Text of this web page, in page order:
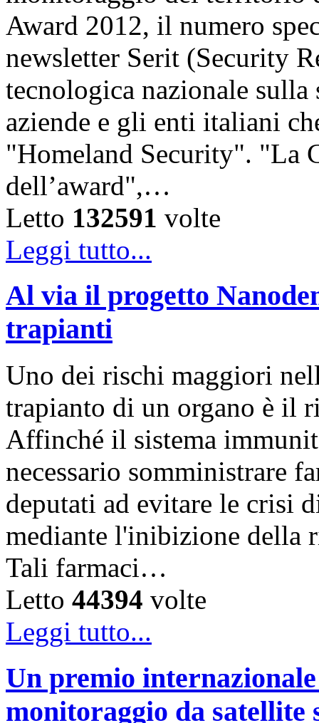
Award 2012, il numero
newsletter Serit (Security
tecnologica nazionale sulla
aziende e gli enti italiani
"Homeland Security". "La
dell’award",…
Letto 132591 volte
Leggi tutto...
Al via il progetto
trapianti
Uno dei rischi maggiori
trapianto di un organo è il
Affinché il sistema
necessario somministrare
deputati ad evitare le crisi
mediante l'inibizione della
Tali farmaci…
Letto 44394 volte
Leggi tutto...
Un premio
monitoraggio da satellite